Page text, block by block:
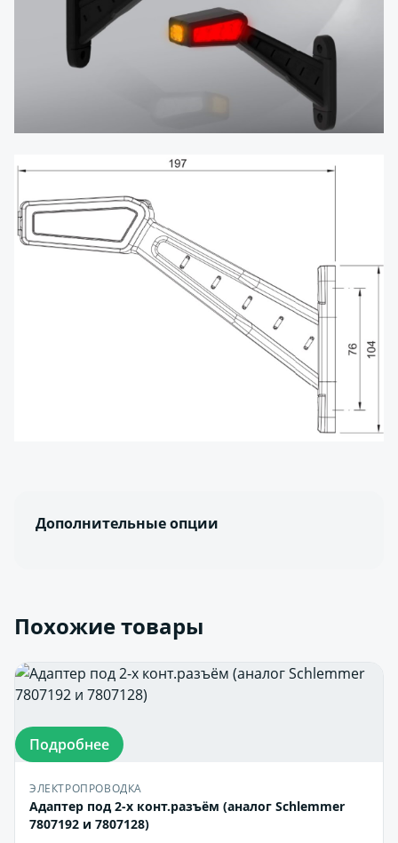
Дополнительные опции
Похожие товары
Подробнее
ЭЛЕКТРОПРОВОДКА
Адаптер под 2-х конт.разъём (аналог Schlemmer
7807192 и 7807128)